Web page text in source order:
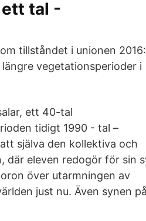
ett tal -
tillståndet i unionen 2016:
vegetationsperioder i
ett 40-tal
tidigt 1990 - tal –
själva den kollektiva och
där eleven redogör för sin
över utarmningen av
just nu. Även synen på